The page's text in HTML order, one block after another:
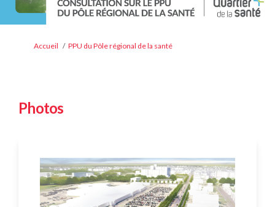
Vous êtes ici:
Accueil PPU du Pôle régional de la santé
Photos